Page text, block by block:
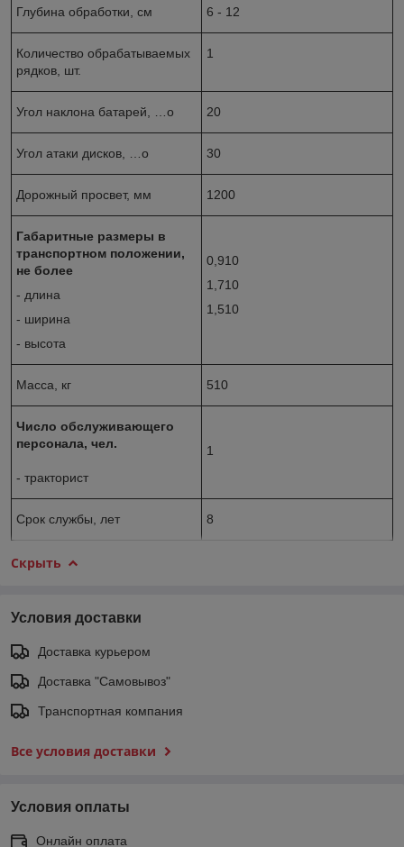
Глубина обработки, см 6 - 12
Количество обрабатываемых
рядков, шт.
1
Угол наклона батарей, … о 20
Угол атаки дисков, … о 30
Дорожный просвет, мм 1200
Габаритные размеры в
транспортном положении,
не более
- длина
- ширина
- высота
0,910
1,710
1,510
Масса, кг 510
Число обслуживающего
персонала, чел.
- тракторист
1
Срок службы, лет 8
Скрыть
Условия доставки
Доставка курьером
Доставка "Самовывоз"
Транспортная компания
Все условия доставки
Условия оплаты
Онлайн оплата